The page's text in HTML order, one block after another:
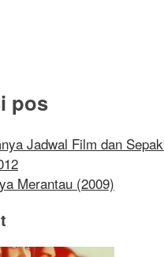
pos
Jadwal Film dan
Merantau (2009)